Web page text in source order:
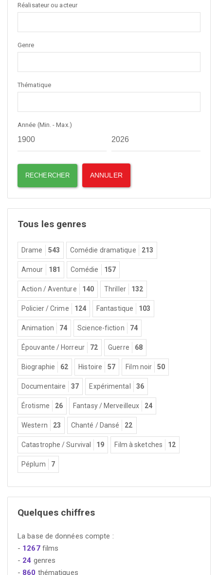
Réalisateur ou acteur
Genre
Thématique
Année (Min. - Max.)
Tous les genres
Drame 543 Comédie dramatique 213
Amour 181 Comédie 157
Action / Aventure 140 Thriller 132
Policier / Crime 124 Fantastique 103
Animation 74 Science-fiction 74
Épouvante / Horreur 72 Guerre 68
Biographie 62 Histoire 57 Film noir 50
Documentaire 37 Expérimental 36
Érotisme 26 Fantasy / Merveilleux 24
Western 23 Chanté / Dansé 22
Catastrophe / Survival 19 Film à sketches 12
Péplum 7
Quelques chiffres
La base de données compte :
- 1267films
- 24 genres
- 860 thématiques